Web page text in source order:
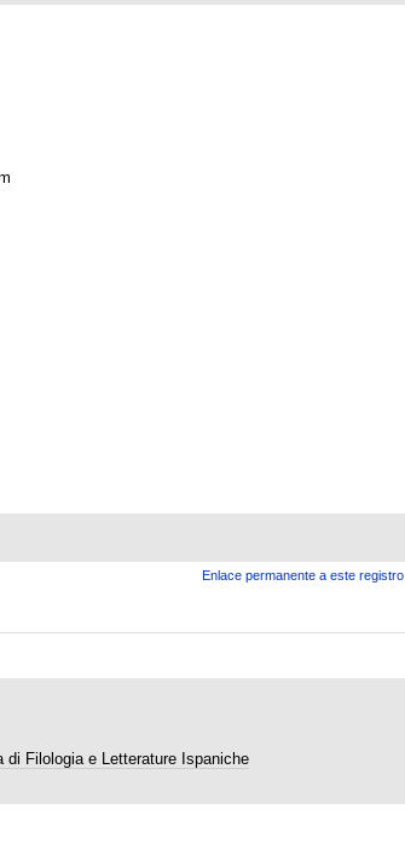
Enlace permanente a este registro
di Filologia e Letterature Ispaniche